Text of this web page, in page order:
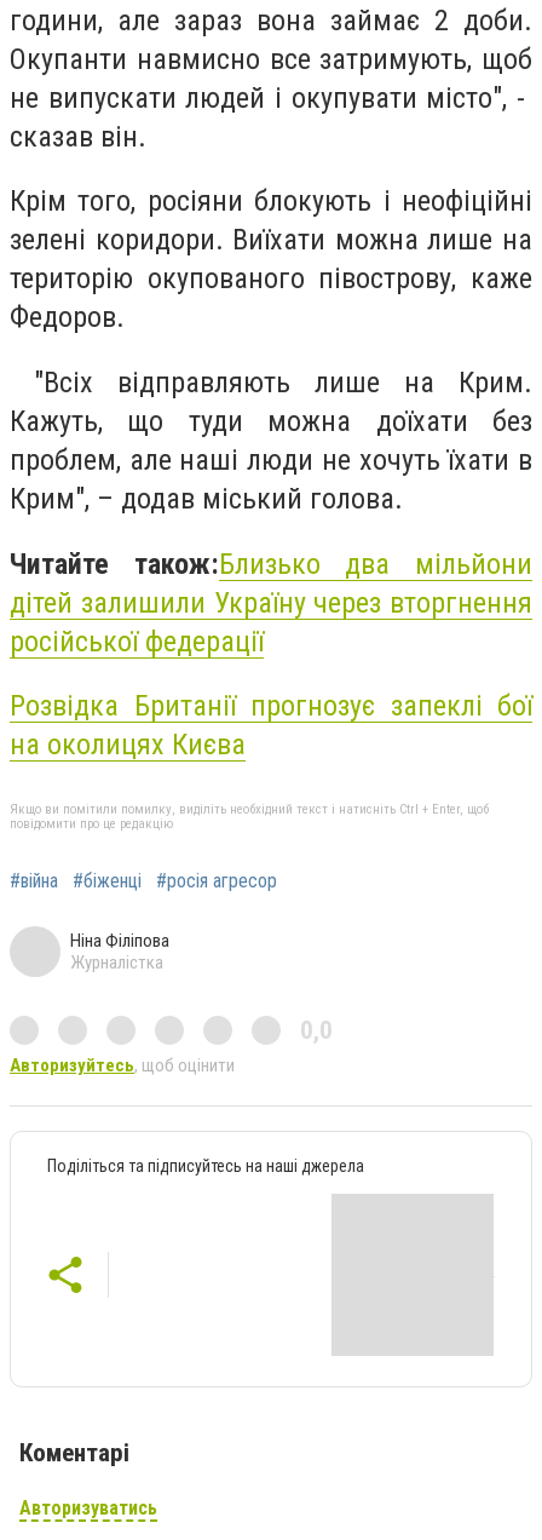
години, але зараз вона займає 2 доби.
Окупанти навмисно все затримують, щоб
не випускати людей і окупувати місто", -
сказав він.
Крім того, росіяни блокують і неофіційні
зелені коридори. Виїхати можна лише на
територію окупованого півострову, каже
Федоров.
"Всіх відправляють лише на Крим.
Кажуть, що туди можна доїхати без
проблем, але наші люди не хочуть їхати в
Крим", – додав міський голова.
Читайте також:Близько два мільйони
дітей залишили Україну через вторгнення
російської федерації
Розвідка Британії прогнозує запеклі бої
на околицях Києва
Якщо ви помітили помилку, виділіть необхідний текст і натисніть Ctrl + Enter, щоб
повідомити про це редакцію
#війна #біженці #росія агресор
Ніна Філіпова
Журналістка
0,0
Авторизуйтесь, щоб оцінити
Поділіться та підписуйтесь на наші джерела
Коментарі
Авторизуватись